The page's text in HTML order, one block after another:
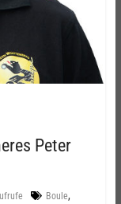
Peter
Boule,